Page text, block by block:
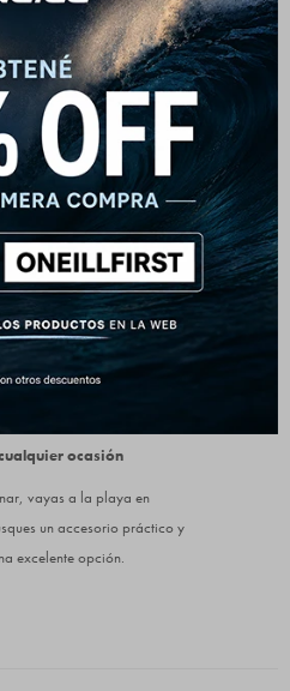
combina un diseño atemporal
textura tipo waffle le da un look
para usar todos los
asegurada
blando y abrigado, se
cabeza sin apretar. Ideal para
o ventosos.
distintivo
le aporta un toque urbano
ocasión
vayas a la playa en
un accesorio práctico y
excelente opción.